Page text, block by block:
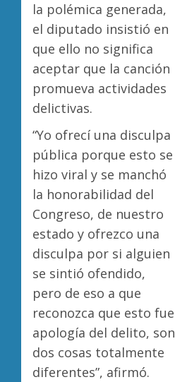
la polémica generada,
el diputado insistió en
que ello no significa
aceptar que la canción
promueva actividades
delictivas.
“Yo ofrecí una disculpa
pública porque esto se
hizo viral y se manchó
la honorabilidad del
Congreso, de nuestro
estado y ofrezco una
disculpa por si alguien
se sintió ofendido,
pero de eso a que
reconozca que esto fue
apología del delito, son
dos cosas totalmente
diferentes”, afirmó.